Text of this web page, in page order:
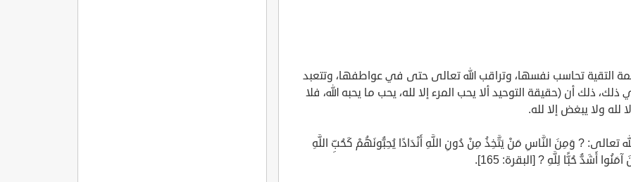
التقية تحاسب نفسها، وتراقب الله تعالى حتى في عواطفها، وتتعبد
ذلك، ذلك أن (حقيقة التوحيد ألا يحب المرء إلا لله، يحب ما يحبه الله، فلا
لله ولا يبغض إلا لله.
تعالى: ? وَمِنَ النَّاسِ مَنْ يَتَّخِذُ مِنْ دُونِ اللَّهِ أَنْدَادًا يُحِبُّونَهُمْ كَحُبِّ اللَّهِ
آمَنُوا أَشَدُّ حُبًّا لِلَّهِ ? [البقرة: 165].